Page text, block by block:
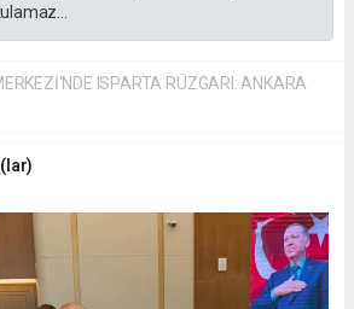
ISPARTA RÜZGARI: ANKARA